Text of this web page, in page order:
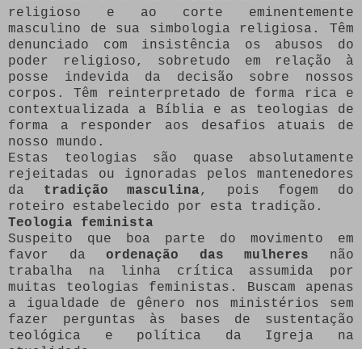
religioso e ao corte eminentemente
masculino de sua simbologia religiosa. Têm
denunciado com insistência os abusos do
poder religioso, sobretudo em relação à
posse indevida da decisão sobre nossos
corpos. Têm reinterpretado de forma rica e
contextualizada a Bíblia e as teologias de
forma a responder aos desafios atuais de
nosso mundo.
Estas teologias são quase absolutamente
rejeitadas ou ignoradas pelos mantenedores
da tradição masculina, pois fogem do
roteiro estabelecido por esta tradição.
Teologia feminista
Suspeito que boa parte do movimento em
favor daordenação das mulheres não
trabalha na linha crítica assumida por
muitas teologias feministas. Buscam apenas
a igualdade de gênero nos ministérios sem
fazer perguntas às bases de sustentação
teológica e política da Igreja na